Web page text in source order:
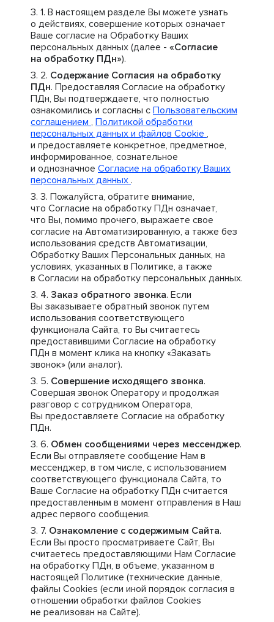
В настоящем разделе Вы можете узнать
о действиях, совершение которых означает
Ваше согласие на Обработку Ваших
персональных данных (далее - «Согласие
на обработку ПДн»).
Содержание Согласия на обработку
ПДн. Предоставляя Согласие на обработку
ПДн, Вы подтверждаете, что полностью
ознакомились и согласны с Пользовательским
соглашением , Политикой обработки
персональных данных и файлов Cookie ,
и предоставляете конкретное, предметное,
информированное, сознательное
и однозначное Согласие на обработку Ваших
персональных данных .
Пожалуйста, обратите внимание,
что Согласие на обработку ПДн означает,
что Вы, помимо прочего, выражаете свое
согласие на Автоматизированную, а также без
использования средств Автоматизации,
Обработку Ваших Персональных данных, на
условиях, указанных в Политике, а также
в Согласии на обработку персональных данных.
Заказ обратного звонка. Если
Вы заказываете обратный звонок путем
использования соответствующего
функционала Сайта, то Вы считаетесь
предоставившими Согласие на обработку
ПДн в момент клика на кнопку «Заказать
звонок» (или аналог).
Совершение исходящего звонка.
Совершая звонок Оператору и продолжая
разговор с сотрудником Оператора,
Вы предоставляете Согласие на обработку
ПДн.
Обмен сообщениями через мессенджер.
Если Вы отправляете сообщение Нам в
мессенджер, в том числе, с использованием
соответствующего функционала Сайта, то
Ваше Согласие на обработку ПДн считается
предоставленным в момент отправления в Наш
адрес первого сообщения.
Ознакомление с содержимым Сайта.
Если Вы просто просматриваете Сайт, Вы
считаетесь предоставляющими Нам Согласие
на обработку ПДн, в объеме, указанном в
настоящей Политике (технические данные,
файлы Cookies (если иной порядок согласия в
отношении обработки файлов Cookies
не реализован на Сайте).